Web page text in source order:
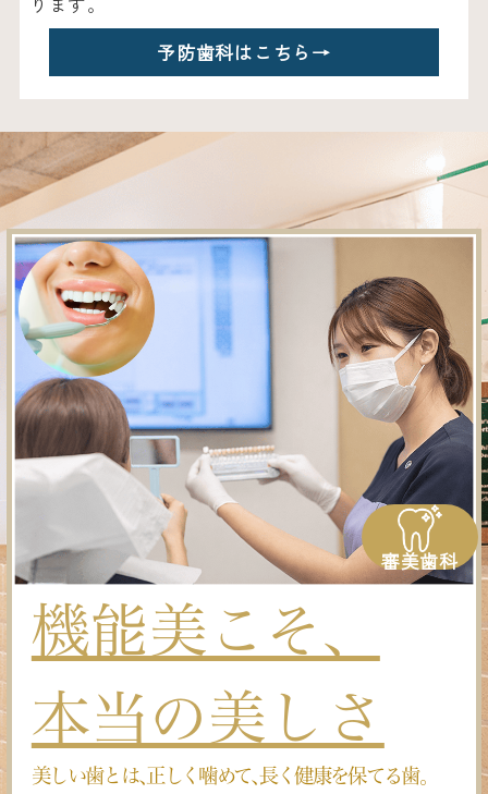
予防歯科はこちら →
審美歯科
機能美こそ、
本当の美しさ
美しい歯とは､正しく噛めて､長く健康を保てる歯。